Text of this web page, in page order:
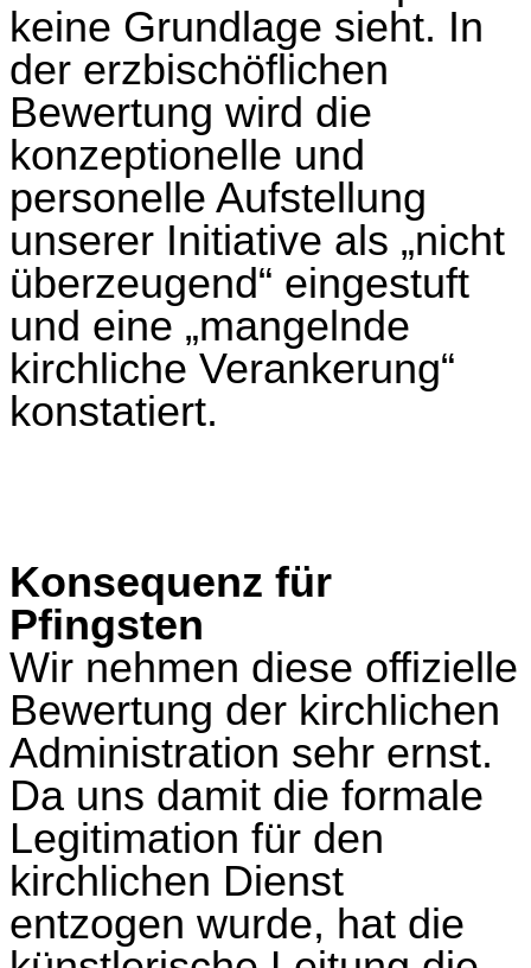
keine Grundlage sieht. In
der erzbischöflichen
Bewertung wird die
konzeptionelle und
personelle Aufstellung
unserer Initiative als „nicht
überzeugend“ eingestuft
und eine „mangelnde
kirchliche Verankerung“
konstatiert.
Konsequenz für
Pfingsten
Wir nehmen diese offizielle
Bewertung der kirchlichen
Administration sehr ernst.
Da uns damit die formale
Legitimation für den
kirchlichen Dienst
entzogen wurde, hat die